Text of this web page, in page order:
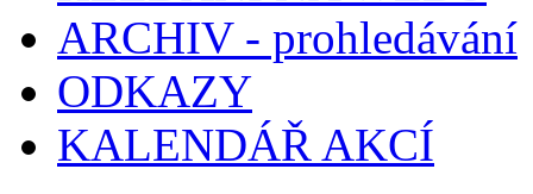
ARCHIV - prohledávání
ODKAZY
KALENDÁŘ AKCÍ